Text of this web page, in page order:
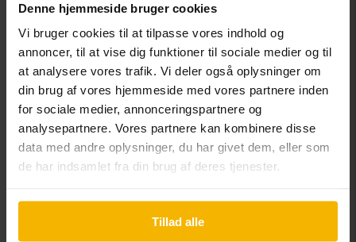
Denne hjemmeside bruger cookies
Vi bruger cookies til at tilpasse vores indhold og
annoncer, til at vise dig funktioner til sociale medier og til
at analysere vores trafik. Vi deler også oplysninger om
din brug af vores hjemmeside med vores partnere inden
for sociale medier, annonceringspartnere og
analysepartnere. Vores partnere kan kombinere disse
data med andre oplysninger, du har givet dem, eller som
de har indsamlet fra din brug af deres tjenester.
Tillad alle
Audi
Bentley
BMW
BYD
Cadillac
Jaguar
Jeep
KIA
Land Rover
Lexus
Maserati
Porsche
Renault
Rolls-Royce
Saab
SEAT